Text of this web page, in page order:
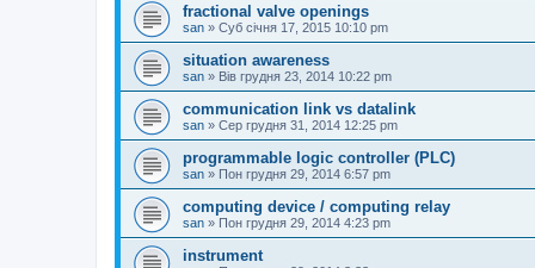
fractional valve openings
san » Суб січня 17, 2015 10:10 pm
situation awareness
san » Вів грудня 23, 2014 10:22 pm
communication link vs datalink
san » Сер грудня 31, 2014 12:25 pm
programmable logic controller (PLC)
san » Пон грудня 29, 2014 6:57 pm
computing device / computing relay
san » Пон грудня 29, 2014 4:23 pm
instrument